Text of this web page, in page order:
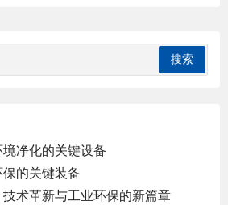
净化的关键设备
的关键装备
术革新与工业环保的新篇章